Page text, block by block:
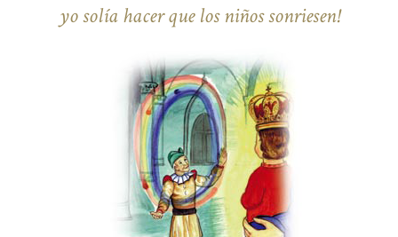
yo solía hacer que los niños sonriesen!